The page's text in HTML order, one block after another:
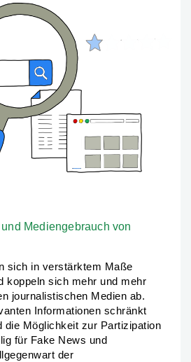
Mediengebrauch von
sich in verstärktem Maße
koppeln sich mehr und mehr
journalistischen Medien ab.
Informationen schränkt
die Möglichkeit zur Partizipation
für Fake News und
der